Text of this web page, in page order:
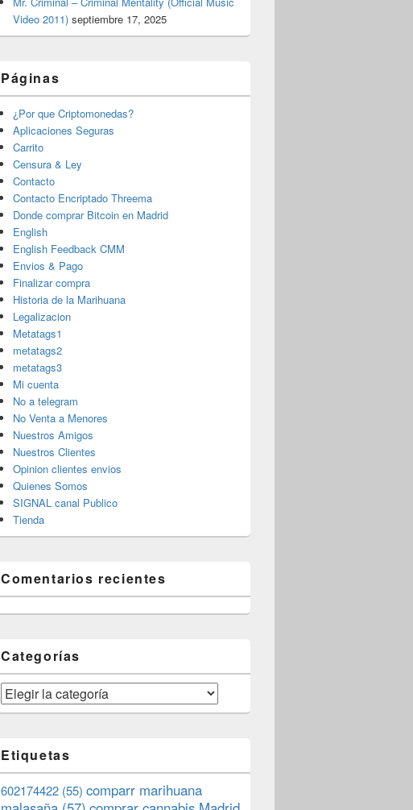
Video 2011) septiembre 17, 2025
Páginas
¿Por que Criptomonedas?
Aplicaciones Seguras
Carrito
Censura & Ley
Contacto
Contacto Encriptado Threema
Donde comprar Bitcoin en Madrid
English
English Feedback CMM
Envios & Pago
Finalizar compra
Historia de la Marihuana
Legalizacion
Metatags1
metatags2
metatags3
Mi cuenta
No a telegram
No Venta a Menores
Nuestros Amigos
Nuestros Clientes
Opinion clientes envios
Quienes Somos
SIGNAL canal Publico
Tienda
Comentarios recientes
Categorías
Categorías
Etiquetas
602174422 (55) comparr marihuana